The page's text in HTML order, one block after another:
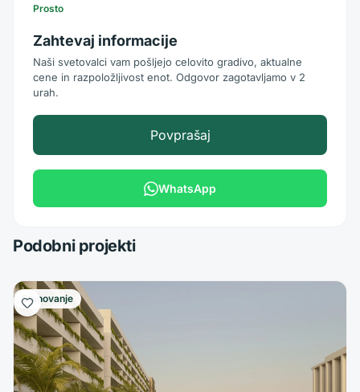
Prosto
Zahtevaj informacije
Naši svetovalci vam pošljejo celovito gradivo, aktualne
cene in razpoložljivost enot. Odgovor zagotavljamo v 2
urah.
Povprašaj
WhatsApp
Podobni projekti
Stanovanje